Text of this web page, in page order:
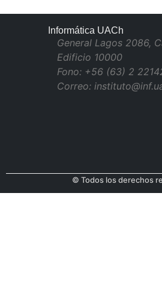
Informática UACh
General Lagos 2086,
Edificio 10000
Fono: +56 (63) 2
Correo:
© Todos los derechos